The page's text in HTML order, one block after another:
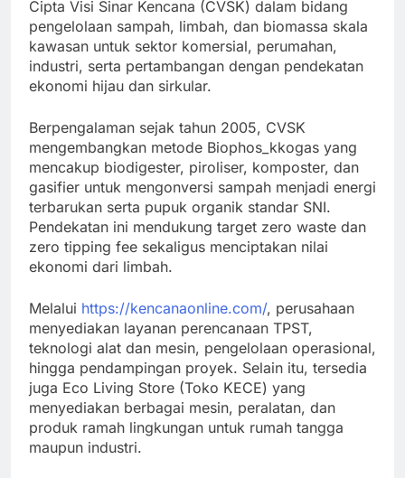
Cipta Visi Sinar Kencana (CVSK) dalam bidang
pengelolaan sampah, limbah, dan biomassa skala
kawasan untuk sektor komersial, perumahan,
industri, serta pertambangan dengan pendekatan
ekonomi hijau dan sirkular.
Berpengalaman sejak tahun 2005, CVSK
mengembangkan metode Biophos_kkogas yang
mencakup biodigester, piroliser, komposter, dan
gasifier untuk mengonversi sampah menjadi energi
terbarukan serta pupuk organik standar SNI.
Pendekatan ini mendukung target zero waste dan
zero tipping fee sekaligus menciptakan nilai
ekonomi dari limbah.
Melalui https://kencanaonline.com/, perusahaan
menyediakan layanan perencanaan TPST,
teknologi alat dan mesin, pengelolaan operasional,
hingga pendampingan proyek. Selain itu, tersedia
juga Eco Living Store (Toko KECE) yang
menyediakan berbagai mesin, peralatan, dan
produk ramah lingkungan untuk rumah tangga
maupun industri.